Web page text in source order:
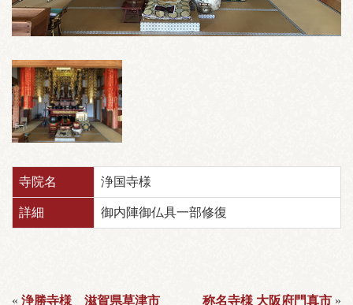
寺院名 浄国寺様
詳細 御内陣御仏具一部修復
« 浄勝寺様 滋賀県草津市 称名寺様 大阪府門真市 »